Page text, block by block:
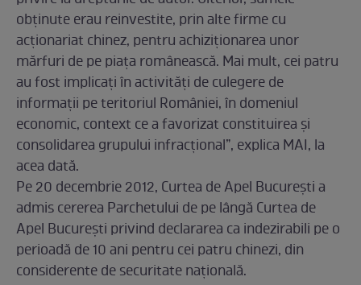
obţinute erau reinvestite, prin alte firme cu
acţionariat chinez, pentru achiziţionarea unor
mărfuri de pe piaţa românească. Mai mult, cei patru
au fost implicaţi în activităţi de culegere de
informaţii pe teritoriul României, în domeniul
economic, context ce a favorizat constituirea şi
consolidarea grupului infracţional”, explica MAI, la
acea dată.
Pe 20 decembrie 2012, Curtea de Apel Bucureşti a
admis cererea Parchetului de pe lângă Curtea de
Apel Bucureşti privind declararea ca indezirabili pe o
perioadă de 10 ani pentru cei patru chinezi, din
considerente de securitate naţională.